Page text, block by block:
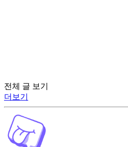
전체 글 보기
더보기